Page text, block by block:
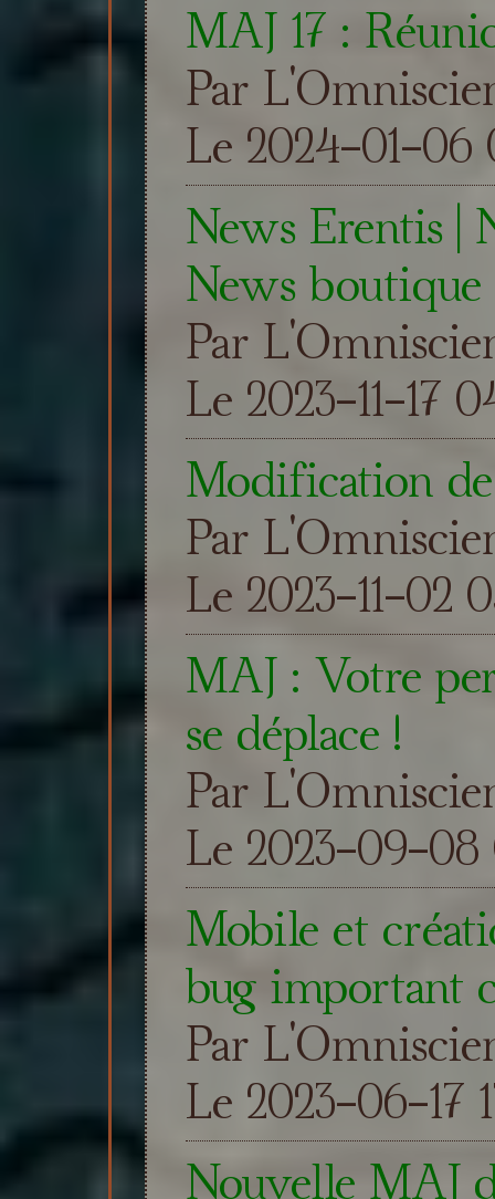
MAJ 17 :
Par
Le 2024-01-06
News Erentis |
News boutique
Par
Le 2023-11-17
Modification
Par
Le 2023-11-02
MAJ : Votre
se déplace !
Par
Le 2023-09-08
Mobile et
bug important
Par
Le 2023-06-17
Nouvelle MAJ